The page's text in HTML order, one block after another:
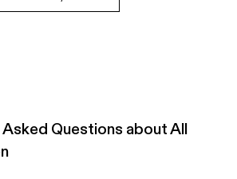
Questions about All